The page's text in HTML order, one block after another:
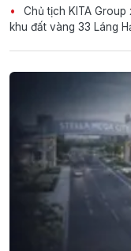
Chủ tịch KITA
khu đất vàng 33 Láng